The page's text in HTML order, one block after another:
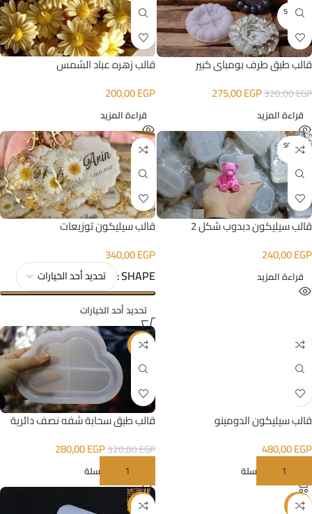
SOLD O
UT
قالب طبق طرف بومباي كبير
320,00EGP
275,00EGP
قراءة المزيد
قالب زهره عباد الشمس
200,00EGP
قراءة المزيد
SOLD O
UT
قالب سيليكون دبدوب شكل 2
240,00EGP
قراءة المزيد
قالب سيليكون توزيعات
340,00EGP
SHAPE
تحديد أحد الخيارات
قالب سيليكون الدومينو
480,00EGP
إضافة إلى السلة
-13%
قالب طبق سحابة شفه نصف دائرية
320,00EGP
280,00EGP
إضافة إلى السلة
-18%
-63%